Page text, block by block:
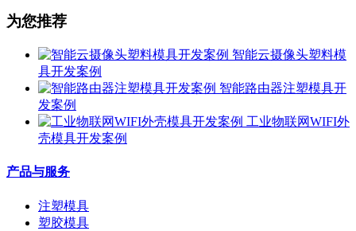
为您推荐
智能云摄像头塑料模
具开发案例
智能路由器注塑模具开
发案例
工业物联网WIFI外
壳模具开发案例
产品与服务
注塑模具
塑胶模具